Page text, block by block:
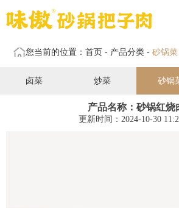
网站首页
您当前的位置：首页- 产品分类-砂锅菜
卤菜 炒菜 砂锅
产品名称：砂锅红烧
更新时间：2024-10-30